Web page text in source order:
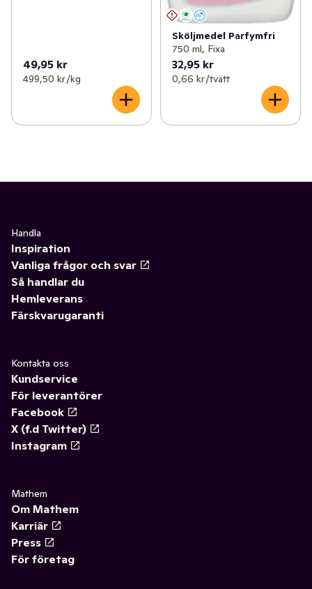
49,95 kr
499,50 kr /kg
Sköljmedel Parfymfri
750 ml, Fixa
32,95 kr
0,66 kr /tvätt
Handla
Inspiration
Vanliga frågor och svar
Så handlar du
Hemleverans
Färskvarugaranti
Kontakta oss
Kundservice
För leverantörer
Facebook
X (f.d Twitter)
Instagram
Mathem
Om Mathem
Karriär
Press
För företag